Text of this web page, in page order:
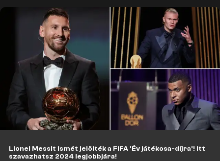
Lionel Messit ismét jelölték a FIFA 'Év játékosa-díjra'! Itt
szavazhatsz 2024 legjobbjára!